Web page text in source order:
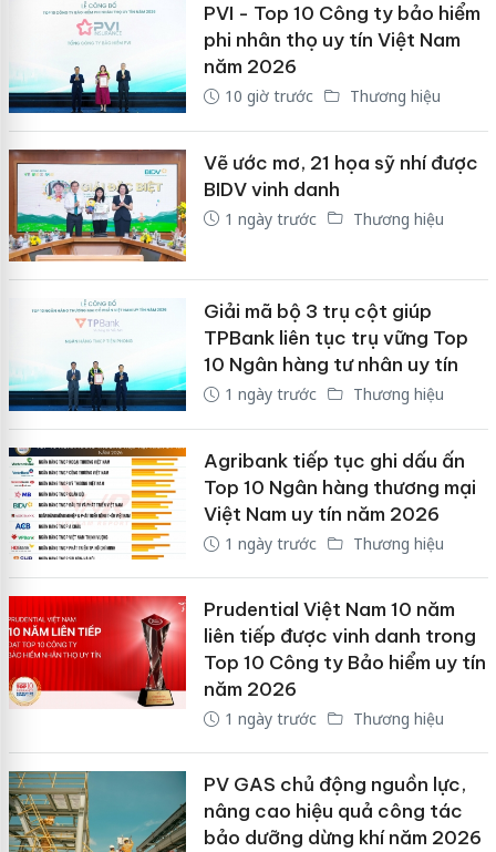
PVI - Top 10 Công ty bảo hiểm
phi nhân thọ uy tín Việt Nam
năm 2026
10 giờ trước Thương hiệu
Vẽ ước mơ, 21 họa sỹ nhí được
BIDV vinh danh
1 ngày trước Thương hiệu
Giải mã bộ 3 trụ cột giúp
TPBank liên tục trụ vững Top
10 Ngân hàng tư nhân uy tín
1 ngày trước Thương hiệu
Agribank tiếp tục ghi dấu ấn
Top 10 Ngân hàng thương mại
Việt Nam uy tín năm 2026
1 ngày trước Thương hiệu
Prudential Việt Nam 10 năm
liên tiếp được vinh danh trong
Top 10 Công ty Bảo hiểm uy tín
năm 2026
1 ngày trước Thương hiệu
PV GAS chủ động nguồn lực,
nâng cao hiệu quả công tác
bảo dưỡng dừng khí năm 2026